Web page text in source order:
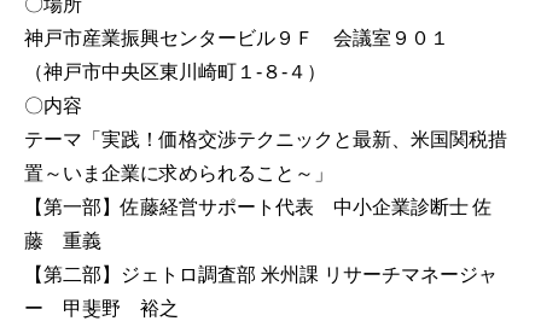
〇場所
神戸市産業振興センタービル９Ｆ 会議室９０１
（神戸市中央区東川崎町１-８-４）
〇内容
テーマ「実践！価格交渉テクニックと最新、米国関税措
置～いま企業に求められること～」
【第一部】佐藤経営サポート代表 中小企業診断士 佐
藤 重義
【第二部】ジェトロ調査部 米州課 リサーチマネージャ
ー 甲斐野 裕之